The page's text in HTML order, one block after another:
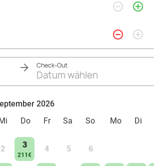
remove_circle_outline add_circle_outline
remove_circle_outline add_circle_outline
Check-Out
Datum wählen
2026
Do Fr Sa So
2 3
211€
4 5 6
Mo
Di